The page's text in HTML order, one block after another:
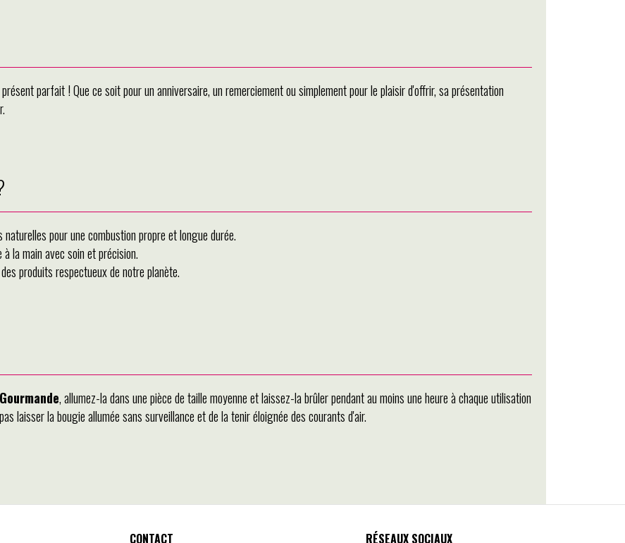
parfait ! Que ce soit pour un anniversaire, un remerciement ou simplement pour le plaisir d'offrir, sa présentation
naturelles pour une combustion propre et longue durée.
la main avec soin et précision.
produits respectueux de notre planète.
, allumez-la dans une pièce de taille moyenne et laissez-la brûler pendant au moins une heure à chaque utilisation
laisser la bougie allumée sans surveillance et de la tenir éloignée des courants d'air.
CONTACT RÉSEAUX SOCIAUX